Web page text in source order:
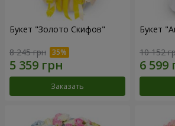
Букет "Золото Скифов"
8 245 грн
Заказать
Букет
10 152